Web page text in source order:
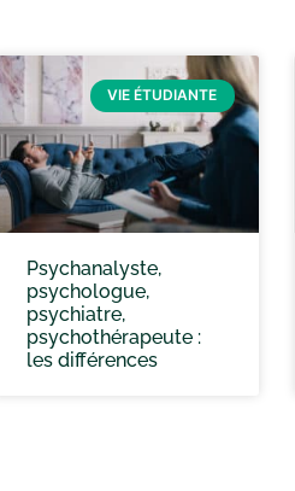
VIE ÉTUDIANTE
Psychanalyste,
psychologue,
psychiatre,
psychothérapeute :
les différences